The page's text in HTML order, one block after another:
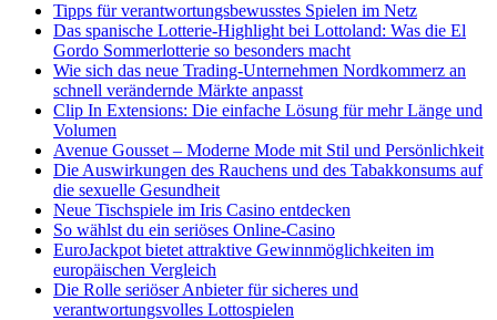
Tipps für verantwortungsbewusstes Spielen im Netz
Das spanische Lotterie-Highlight bei Lottoland: Was die El
Gordo Sommerlotterie so besonders macht
Wie sich das neue Trading-Unternehmen Nordkommerz an
schnell verändernde Märkte anpasst
Clip In Extensions: Die einfache Lösung für mehr Länge und
Volumen
Avenue Gousset – Moderne Mode mit Stil und Persönlichkeit
Die Auswirkungen des Rauchens und des Tabakkonsums auf
die sexuelle Gesundheit
Neue Tischspiele im Iris Casino entdecken
So wählst du ein seriöses Online-Casino
EuroJackpot bietet attraktive Gewinnmöglichkeiten im
europäischen Vergleich
Die Rolle seriöser Anbieter für sicheres und
verantwortungsvolles Lottospielen